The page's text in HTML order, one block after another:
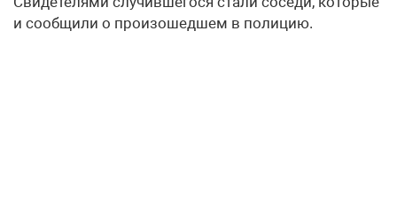
и сообщили о произошедшем в полицию.